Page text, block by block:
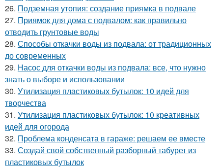
26. Подземная утопия: создание приямка в подвале
27. Приямок для дома с подвалом: как правильно
отводить грунтовые воды
28. Способы откачки воды из подвала: от традиционных
до современных
29. Насос для откачки воды из подвала: все, что нужно
знать о выборе и использовании
30. Утилизация пластиковых бутылок: 10 идей для
творчества
31. Утилизация пластиковых бутылок: 10 креативных
идей для огорода
32. Проблема конденсата в гараже: решаем ее вместе
33. Создай свой собственный разборный табурет из
пластиковых бутылок